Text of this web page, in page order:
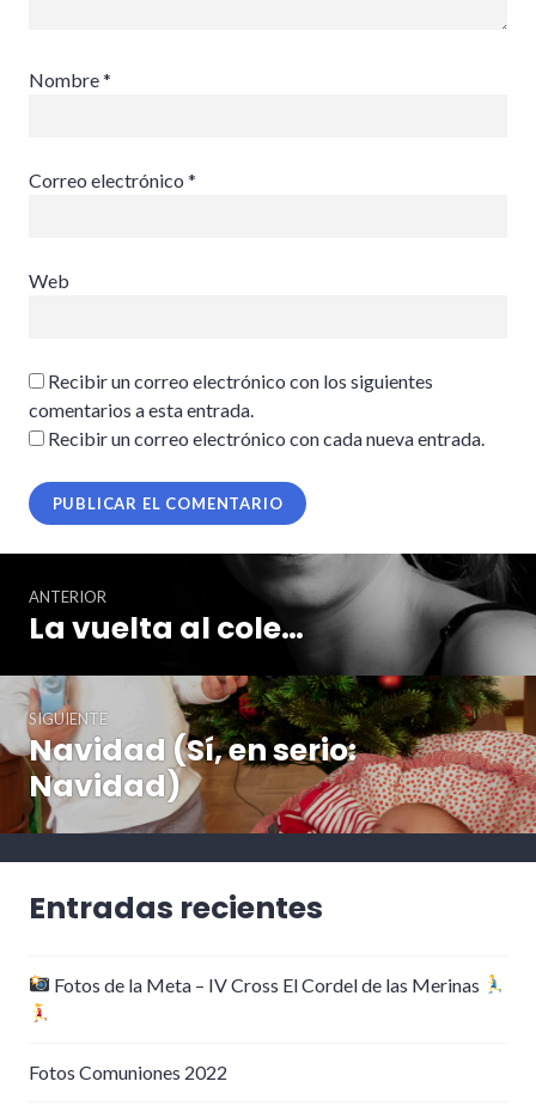
Nombre*
Correo electrónico *
Web
Recibir un correo electrónico con los siguientes
comentarios a esta entrada.
Recibir un correo electrónico con cada nueva entrada.
Navegación
deANTERIOR
Entrada
La vuelta al cole…
SIGUIENTE
Entrada
siguiente:
Navidad (Sí, en serio:
Navidad)
Entradas recientes
Fotos de la Meta – IV Cross El Cordel de las Merinas
Fotos Comuniones 2022